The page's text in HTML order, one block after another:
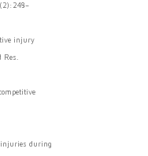
injury
Res.
injuries during